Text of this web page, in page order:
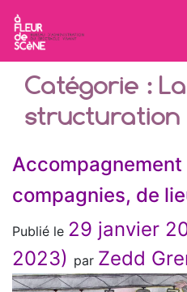
Catégorie : La
structuration
compagnies, de
Publié le 29 janvier
2023) par Zedd